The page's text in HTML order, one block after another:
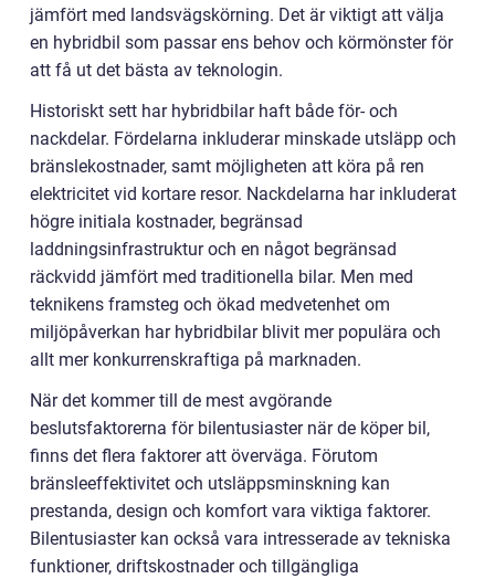
jämfört med landsvägskörning. Det är viktigt att välja
en hybridbil som passar ens behov och körmönster för
att få ut det bästa av teknologin.
Historiskt sett har hybridbilar haft både för- och
nackdelar. Fördelarna inkluderar minskade utsläpp och
bränslekostnader, samt möjligheten att köra på ren
elektricitet vid kortare resor. Nackdelarna har inkluderat
högre initiala kostnader, begränsad
laddningsinfrastruktur och en något begränsad
räckvidd jämfört med traditionella bilar. Men med
teknikens framsteg och ökad medvetenhet om
miljöpåverkan har hybridbilar blivit mer populära och
allt mer konkurrenskraftiga på marknaden.
När det kommer till de mest avgörande
beslutsfaktorerna för bilentusiaster när de köper bil,
finns det flera faktorer att överväga. Förutom
bränsleeffektivitet och utsläppsminskning kan
prestanda, design och komfort vara viktiga faktorer.
Bilentusiaster kan också vara intresserade av tekniska
funktioner, driftskostnader och tillgängliga